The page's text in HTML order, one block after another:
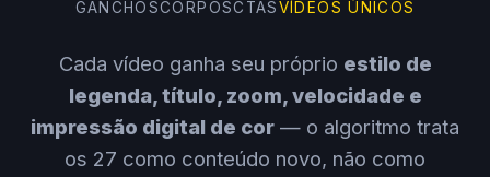
GANCHOSCORPOSCTASVÍDEOS ÚNICOS
Cada vídeo ganha seu próprio estilo de
legenda, título, zoom, velocidade e
impressão digital de cor — o algoritmo trata
os 27 como conteúdo novo, não como